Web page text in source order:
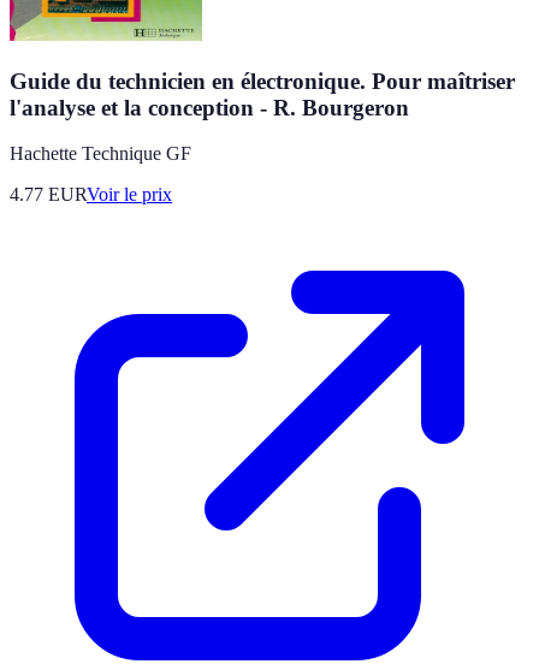
Guide du technicien en électronique. Pour maîtriser
l'analyse et la conception - R. Bourgeron
Hachette Technique GF
4.77 EURVoir le prix